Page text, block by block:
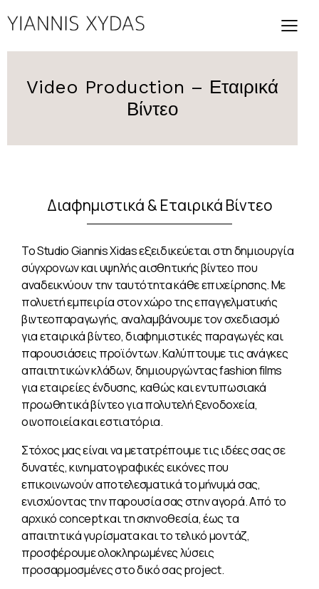
Video Production – Εταιρικά
Βίντεο
Διαφημιστικά & Εταιρικά Βίντεο
Το Studio Giannis Xidas εξειδικεύεται στη δημιουργία
σύγχρονων και υψηλής αισθητικής βίντεο που
αναδεικνύουν την ταυτότητα κάθε επιχείρησης. Με
πολυετή εμπειρία στον χώρο της επαγγελματικής
βιντεοπαραγωγής, αναλαμβάνουμε τον σχεδιασμό
για εταιρικά βίντεο, διαφημιστικές παραγωγές και
παρουσιάσεις προϊόντων. Καλύπτουμε τις ανάγκες
απαιτητικών κλάδων, δημιουργώντας fashion films
για εταιρείες ένδυσης, καθώς και εντυπωσιακά
προωθητικά βίντεο για πολυτελή ξενοδοχεία,
οινοποιεία και εστιατόρια.
Στόχος μας είναι να μετατρέπουμε τις ιδέες σας σε
δυνατές, κινηματογραφικές εικόνες που
επικοινωνούν αποτελεσματικά το μήνυμά σας,
ενισχύοντας την παρουσία σας στην αγορά. Από το
αρχικό concept και τη σκηνοθεσία, έως τα
απαιτητικά γυρίσματα και το τελικό μοντάζ,
προσφέρουμε ολοκληρωμένες λύσεις
προσαρμοσμένες στο δικό σας project.